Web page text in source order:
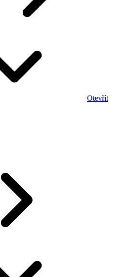
Otevřít